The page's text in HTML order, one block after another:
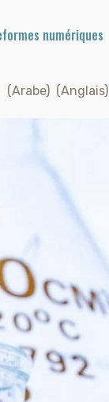
numériques
(Arabe) (Anglais)